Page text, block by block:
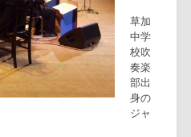
草加
中学
校吹
奏楽
部出
身の
ジャ